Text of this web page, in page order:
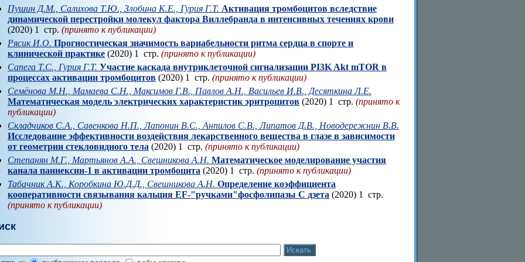
Пушин Д.М., Салихова Т.Ю., Злобина К.Е., Гурия Г.Т. Активация тромбоцитов вследствие
динамической перестройки молекул фактора Виллебранда в интенсивных течениях крови
(2020) 1 стр. (принято к публикации)
Рясик И.О. Прогностическая значимость вариабельности ритма сердца в спорте и
клинической практике (2020) 1 стр. (принято к публикации)
Сапега Т.С., Гурия Г.Т. Участие каскада внутриклеточной сигнализации PI3K Akt mTOR в
процессах активации тромбоцитов (2020) 1 стр. (принято к публикации)
Семёнова М.Н., Мамаева С.Н., Максимов Г.В., Павлов А.Н., Васильев И.В., Десяткина Л.Е.
Математическая модель электрических характеристик эритроцитов (2020) 1 стр. (принято к
публикации)
Складчиков С.А., Савенкова Н.П., Лапонин В.С., Анпилов С.В., Липатов Д.В., Новодережнин В.В.
Исследование эффективности воздействия лекарственного вещества в глазе в зависимости
от геометрии стекловидного тела (2020) 1 стр. (принято к публикации)
Степанян М.Г., Мартьянов А.А., Свешникова А.Н. Математическое моделирование участия
канала паннексин-1 в активации тромбоцита (2020) 1 стр. (принято к публикации)
Табачник А.К., Коробкина Ю.Д.Д., Свешникова А.Н. Определение коэффициента
кооперативности связывания кальция EF-"ручками"фосфолипазы С дзета (2020) 1 стр.
(принято к публикации)